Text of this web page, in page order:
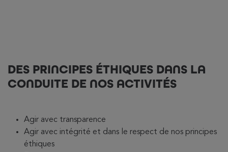
DES PRINCIPES ÉTHIQUES DANS LA
CONDUITE DE NOS ACTIVITÉS
Agir avec transparence
Agir avec intégrité et dans le respect de nos principes
éthiques